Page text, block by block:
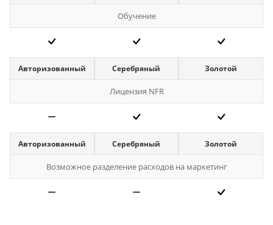
Обучение
Авторизованный Серебряный Золотой
Лицензия NFR
Авторизованный Серебряный Золотой
Возможное разделение расходов на маркетинг